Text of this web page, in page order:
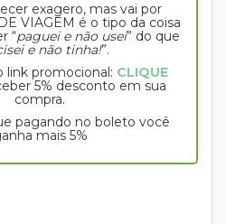
exagero, mas vai por
VIAGEM é o tipo da coisa
“paguei e não usei” do que
e não tinha!”.
link promocional: CLIQUE
5% desconto em sua
compra.
pagando no boleto você
mais 5%